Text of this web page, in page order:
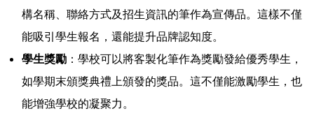
構名稱、聯絡方式及招生資訊的筆作為宣傳品。這樣不僅
能吸引學生報名，還能提升品牌認知度。
學生獎勵 ：學校可以將客製化筆作為獎勵發給優秀學生，
如學期末頒獎典禮上頒發的獎品。這不僅能激勵學生，也
能增強學校的凝聚力。